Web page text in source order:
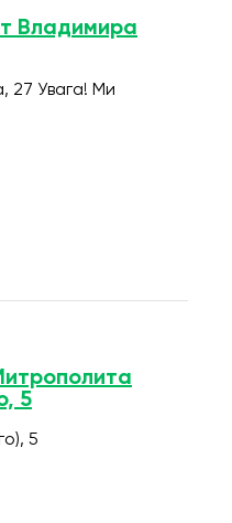
Владимира
27 Увага! Ми
5
5